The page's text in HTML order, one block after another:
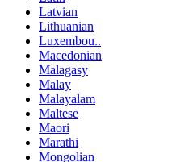
Latvian
Lithuanian
Luxembou..
Macedonian
Malagasy
Malay
Malayalam
Maltese
Maori
Marathi
Mongolian